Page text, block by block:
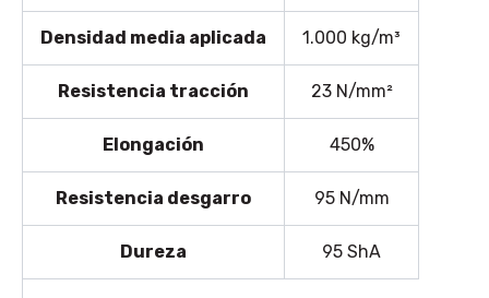
Densidad media aplicada 1.000 kg/m³
Resistencia tracción 23 N/mm²
Elongación 450%
Resistencia desgarro 95 N/mm
Dureza 95 ShA